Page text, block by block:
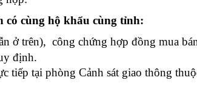
có cùng hộ khẩu cùng tỉnh:
ở trên), công chứng hợp đồng mua
định.
tiếp tại phòng Cảnh sát giao thông